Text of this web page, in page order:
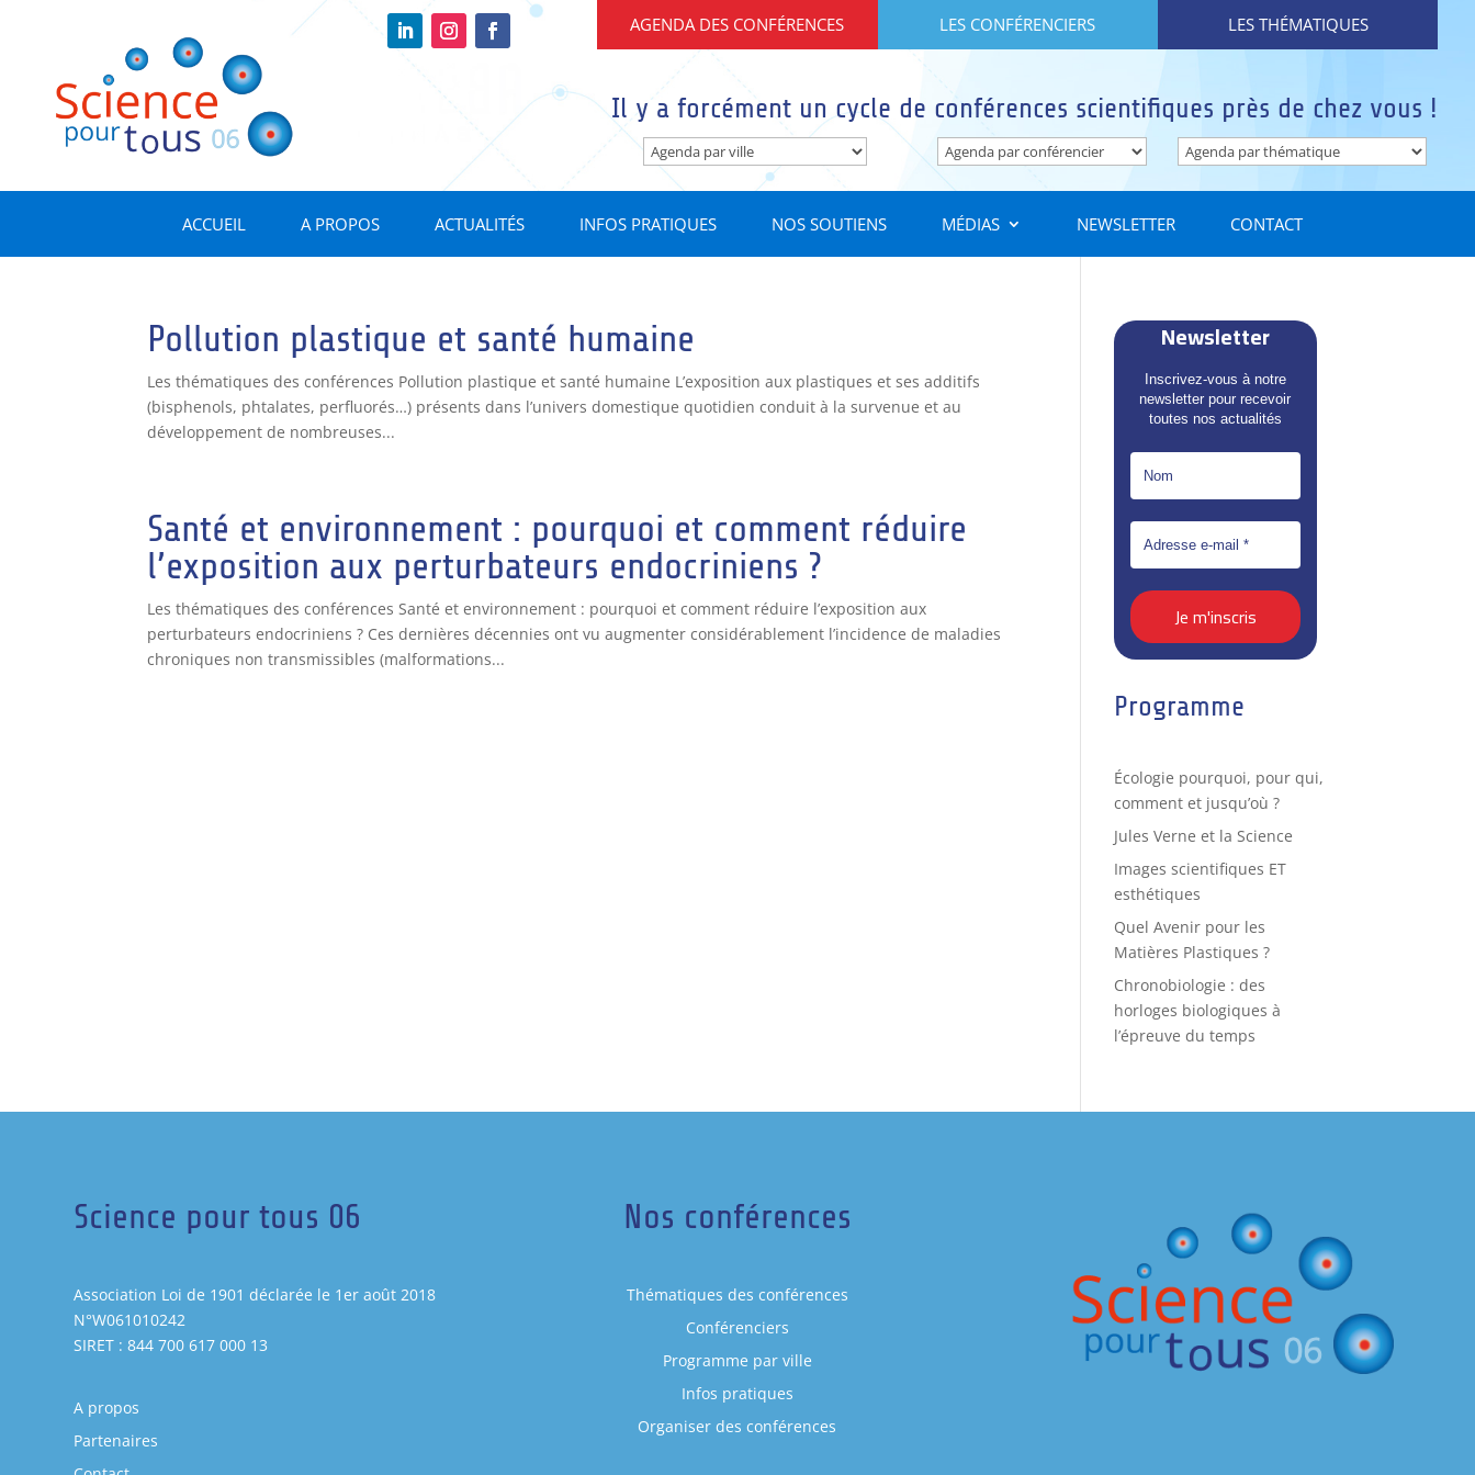
AGENDA DES CONFÉRENCES LES CONFÉRENCIERS LES THÉMATIQUES
Il y a forcément un cycle de conférences scientifiques près de chez vous !
ACCUEIL A PROPOS ACTUALITÉS INFOS PRATIQUES NOS SOUTIENS MÉDIAS NEWSLETTER CONTACT
Pollution plastique et santé humaine
Les thématiques des conférences Pollution plastique et santé humaine L’exposition aux plastiques et ses additifs
(bisphenols, phtalates, perfluorés…) présents dans l’univers domestique quotidien conduit à la survenue et au
développement de nombreuses...
Santé et environnement : pourquoi et comment réduire
l’exposition aux perturbateurs endocriniens ?
Les thématiques des conférences Santé et environnement : pourquoi et comment réduire l’exposition aux
perturbateurs endocriniens ? Ces dernières décennies ont vu augmenter considérablement l’incidence de maladies
chroniques non transmissibles (malformations...
Newsletter
Inscrivez-vous à notre
newsletter pour recevoir
toutes nos actualités
Programme
Écologie pourquoi, pour qui,
comment et jusqu’où ?
Jules Verne et la Science
Images scientifiques ET
esthétiques
Quel Avenir pour les
Matières Plastiques ?
Chronobiologie : des
horloges biologiques à
l’épreuve du temps
Science pour tous 06
Association Loi de 1901 déclarée le 1er août 2018
N°W061010242
SIRET : 844 700 617 000 13
A propos
Partenaires
Nos conférences
Thématiques des conférences
Conférenciers
Programme par ville
Infos pratiques
Organiser des conférences